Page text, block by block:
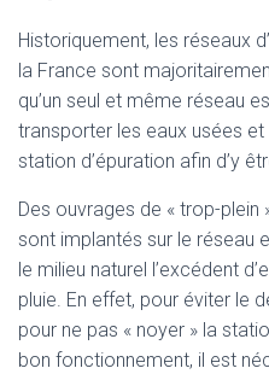
Historiquement, les réseaux
la France sont
qu’un seul et même réseau
transporter les eaux usées et
station d’épuration afin d’y
Des ouvrages de « trop-plein
sont implantés sur le réseau
le milieu naturel l’excédent
pluie. En effet, pour éviter le
pour ne pas « noyer » la
bon fonctionnement, il est